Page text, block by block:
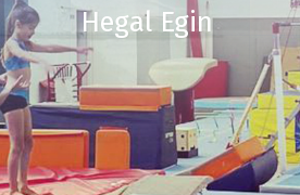
Hegal Egin